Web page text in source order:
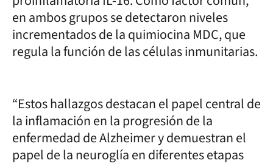
en ambos grupos se detectaron niveles
incrementados de la quimiocina MDC, que
regula la función de las células inmunitarias.
“Estos hallazgos destacan el papel central de
la inflamación en la progresión de la
enfermedad de Alzheimer y demuestran el
papel de la neuroglía en diferentes etapas